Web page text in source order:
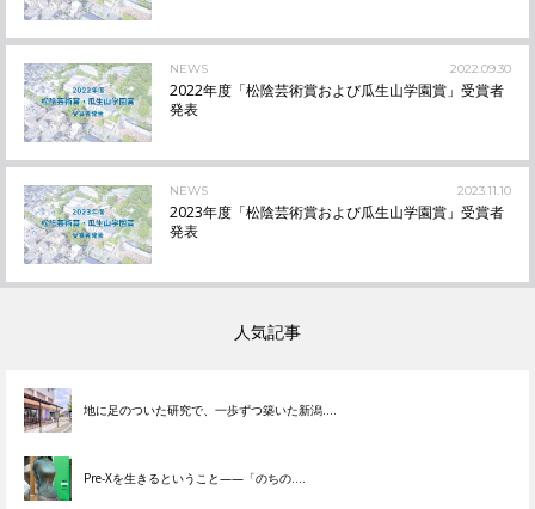
NEWS 2022.09.30
2022年度「松陰芸術賞および瓜生山学園賞」受賞者
発表
NEWS 2023.11.10
2023年度「松陰芸術賞および瓜生山学園賞」受賞者
発表
人気記事
地に足のついた研究で、一歩ずつ築いた新潟....
Pre-Xを生きるということ——「のちの....